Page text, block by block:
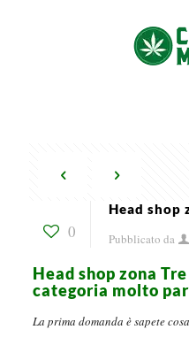
0
Head shop
Pubblicato da
Head shop zona
categoria molto
La prima domanda è sapete